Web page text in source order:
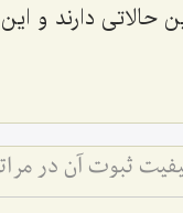
دارند و این